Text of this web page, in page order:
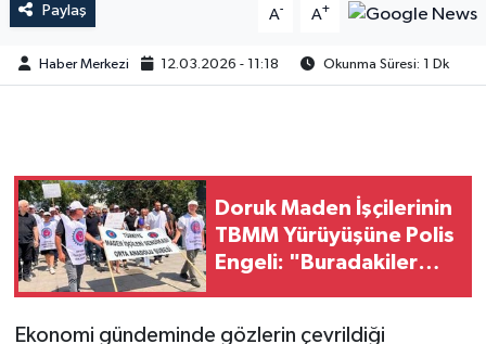
Paylaş A- A+
Haber Merkezi 12.03.2026 - 11:18 Okunma Süresi: 1 Dk
Doruk Maden İşçilerinin
TBMM Yürüyüşüne Polis
Engeli: "Buradakiler
Ekonomi gündeminde gözlerin çevrildiği